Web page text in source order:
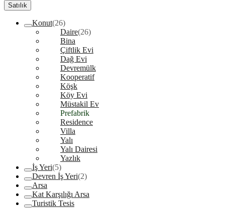
Satılık
Konut(26)
Daire(26)
Bina
Çiftlik Evi
Dağ Evi
Devremülk
Kooperatif
Köşk
Köy Evi
Müstakil Ev
Prefabrik
Residence
Villa
Yalı
Yalı Dairesi
Yazlık
İş Yeri(5)
Devren İş Yeri(2)
Arsa
Kat Karşılığı Arsa
Turistik Tesis